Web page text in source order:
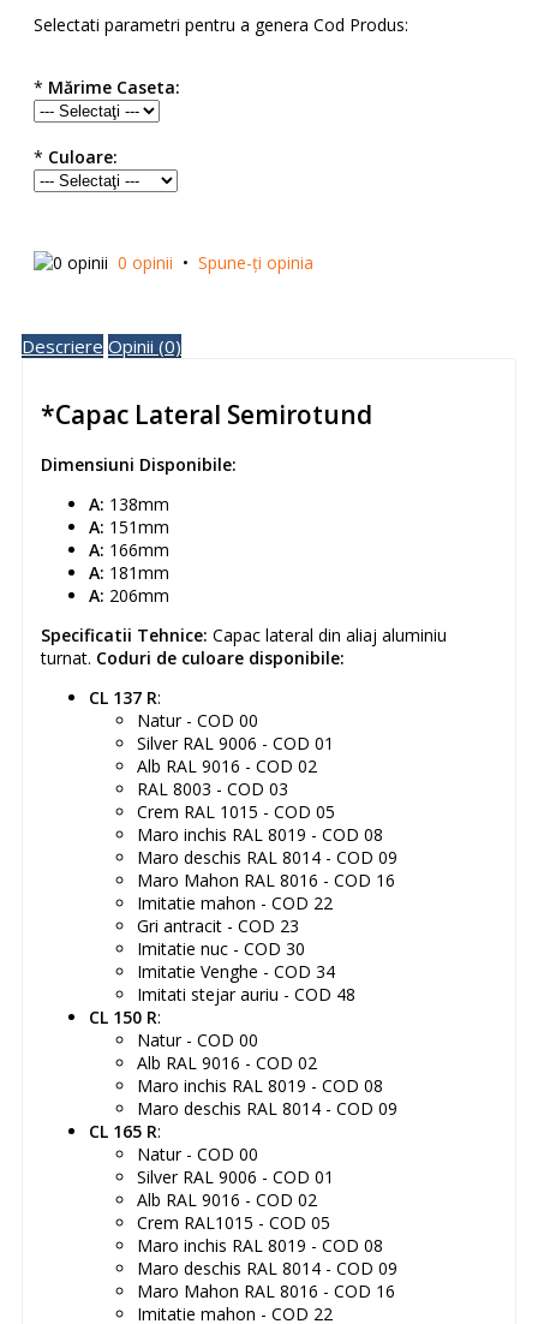
Selectati parametri pentru a genera Cod Produs:
* Mărime Caseta:
* Culoare:
0 opinii • Spune-ţi opinia
Descriere Opinii (0)
*Capac Lateral Semirotund
Dimensiuni Disponibile:
A: 138mm
A: 151mm
A: 166mm
A: 181mm
A: 206mm
Specificatii Tehnice: Capac lateral din aliaj aluminiu
turnat. Coduri de culoare disponibile:
CL 137 R:
Natur - COD 00
Silver RAL 9006 - COD 01
Alb RAL 9016 - COD 02
RAL 8003 - COD 03
Crem RAL 1015 - COD 05
Maro inchis RAL 8019 - COD 08
Maro deschis RAL 8014 - COD 09
Maro Mahon RAL 8016 - COD 16
Imitatie mahon - COD 22
Gri antracit - COD 23
Imitatie nuc - COD 30
Imitatie Venghe - COD 34
Imitati stejar auriu - COD 48
CL 150 R:
Natur - COD 00
Alb RAL 9016 - COD 02
Maro inchis RAL 8019 - COD 08
Maro deschis RAL 8014 - COD 09
CL 165 R:
Natur - COD 00
Silver RAL 9006 - COD 01
Alb RAL 9016 - COD 02
Crem RAL1015 - COD 05
Maro inchis RAL 8019 - COD 08
Maro deschis RAL 8014 - COD 09
Maro Mahon RAL 8016 - COD 16
Imitatie mahon - COD 22